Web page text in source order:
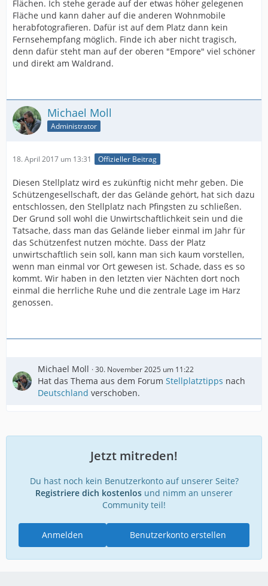
Flächen. Ich stehe gerade auf der etwas höher gelegenen
Fläche und kann daher auf die anderen Wohnmobile
herabfotografieren. Dafür ist auf dem Platz dann kein
Fernsehempfang möglich. Finde ich aber nicht tragisch,
denn dafür steht man auf der oberen "Empore" viel schöner
und direkt am Waldrand.
Michael Moll
Administrator
18. April 2017 um 13:31 Offizieller Beitrag
Diesen Stellplatz wird es zukünftig nicht mehr geben. Die
Schützengesellschaft, der das Gelände gehört, hat sich dazu
entschlossen, den Stellplatz nach Pfingsten zu schließen.
Der Grund soll wohl die Unwirtschaftlichkeit sein und die
Tatsache, dass man das Gelände lieber einmal im Jahr für
das Schützenfest nutzen möchte. Dass der Platz
unwirtschaftlich sein soll, kann man sich kaum vorstellen,
wenn man einmal vor Ort gewesen ist. Schade, dass es so
kommt. Wir haben in den letzten vier Nächten dort noch
einmal die herrliche Ruhe und die zentrale Lage im Harz
genossen.
Michael Moll 30. November 2025 um 11:22
Hat das Thema aus dem Forum Stellplatztipps nach
Deutschland verschoben.
Jetzt mitreden!
Du hast noch kein Benutzerkonto auf unserer Seite?
Registriere dich kostenlos und nimm an unserer
Community teil!
Benutzerkonto erstellen
Anmelden